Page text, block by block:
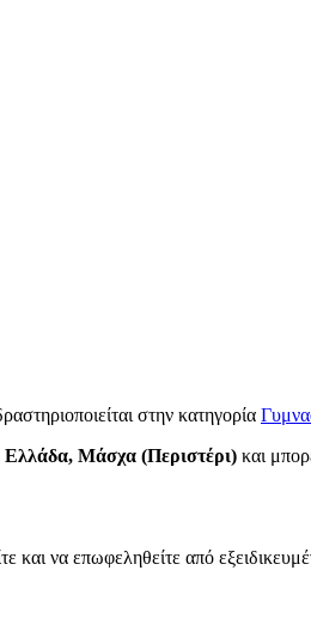
στην κατηγορία
Ελλάδα, Μάσχα (Περιστέρι) και
και να επωφεληθείτε από